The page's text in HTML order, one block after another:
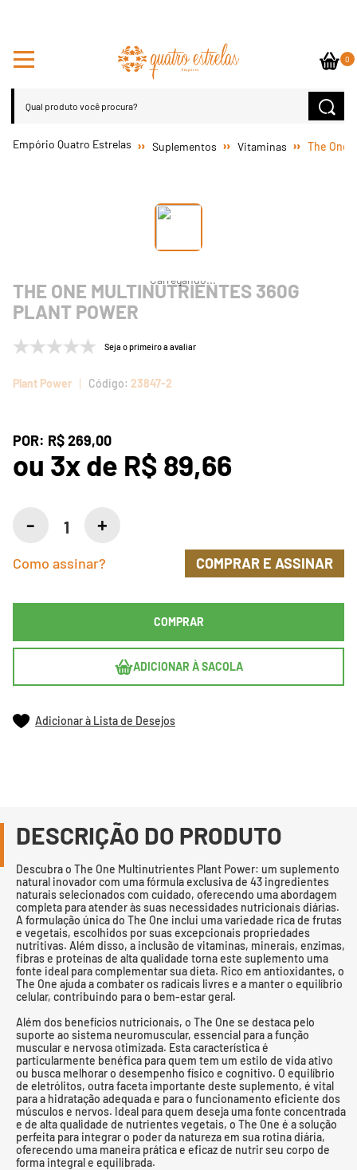
0
Suplementos Vitaminas The One
THE ONE MULTINUTRIENTES 360G
PLANT POWER
Seja o primeiro a avaliar
Plant Power 23847-2
POR: R$ 269,00
ou 3xde R$ 89,66
COMPRAR
ADICIONAR À SACOLA
Como assinar? COMPRAR E ASSINAR
Adicionar à Lista de Desejos
DESCRIÇÃO DO PRODUTO
Descubra o The One Multinutrientes Plant Power: um suplemento
natural inovador com uma fórmula exclusiva de 43 ingredientes
naturais selecionados com cuidado, oferecendo uma abordagem
completa para atender às suas necessidades nutricionais diárias.
A formulação única do The One inclui uma variedade rica de frutas
e vegetais, escolhidos por suas excepcionais propriedades
nutritivas. Além disso, a inclusão de vitaminas, minerais, enzimas,
fibras e proteínas de alta qualidade torna este suplemento uma
fonte ideal para complementar sua dieta. Rico em antioxidantes, o
The One ajuda a combater os radicais livres e a manter o equilíbrio
celular, contribuindo para o bem-estar geral.
Além dos benefícios nutricionais, o The One se destaca pelo
suporte ao sistema neuromuscular, essencial para a função
muscular e nervosa otimizada. Esta característica é
particularmente benéfica para quem tem um estilo de vida ativo
ou busca melhorar o desempenho físico e cognitivo. O equilíbrio
de eletrólitos, outra faceta importante deste suplemento, é vital
para a hidratação adequada e para o funcionamento eficiente dos
músculos e nervos. Ideal para quem deseja uma fonte concentrada
e de alta qualidade de nutrientes vegetais, o The One é a solução
perfeita para integrar o poder da natureza em sua rotina diária,
oferecendo uma maneira prática e eficaz de nutrir seu corpo de
forma integral e equilibrada.